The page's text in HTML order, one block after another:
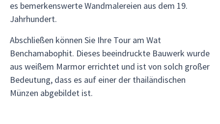
es bemerkenswerte Wandmalereien aus dem 19.
Jahrhundert.
Abschließen können Sie Ihre Tour am Wat
Benchamabophit. Dieses beeindruckte Bauwerk wurde
aus weißem Marmor errichtet und ist von solch großer
Bedeutung, dass es auf einer der thailändischen
Münzen abgebildet ist.